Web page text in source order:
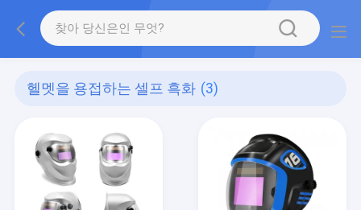
헬멧을 용접하는 셀프 흑화 (3)